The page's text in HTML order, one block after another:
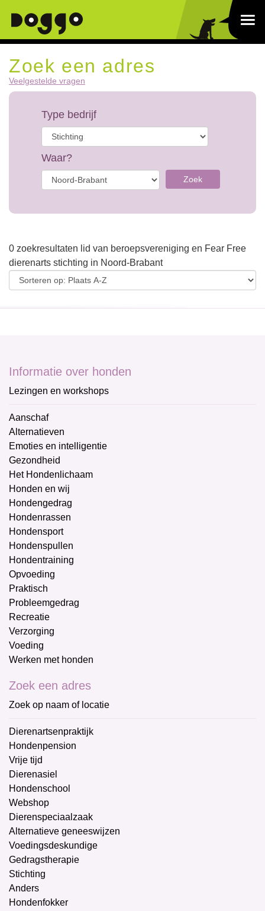
Zoek een adres
Veelgestelde vragen
Type bedrijf
Waar?
Zoek
0 zoekresultaten lid van beroepsvereniging en Fear Free
dierenarts stichting in Noord-Brabant
Informatie over honden
Lezingen en workshops
Aanschaf
Alternatieven
Emoties en intelligentie
Gezondheid
Het Hondenlichaam
Honden en wij
Hondengedrag
Hondenrassen
Hondensport
Hondenspullen
Hondentraining
Opvoeding
Praktisch
Probleemgedrag
Recreatie
Verzorging
Voeding
Werken met honden
Zoek een adres
Zoek op naam of locatie
Dierenartsenpraktijk
Hondenpension
Vrije tijd
Dierenasiel
Hondenschool
Webshop
Dierenspeciaalzaak
Alternatieve geneeswijzen
Voedingsdeskundige
Gedragstherapie
Stichting
Anders
Hondenfokker